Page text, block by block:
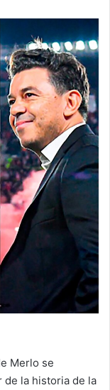
Merlo se
la historia de la